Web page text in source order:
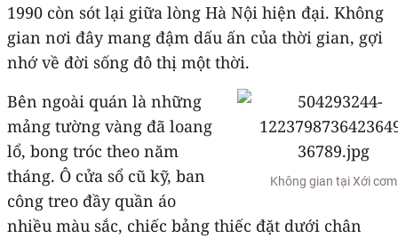
1990 còn sót lại giữa lòng Hà Nội hiện đại. Không
gian nơi đây mang đậm dấu ấn của thời gian, gợi
nhớ về đời sống đô thị một thời.
Không gian tại Xới cơm
Bên ngoài quán là những
mảng tường vàng đã loang
lổ, bong tróc theo năm
tháng. Ô cửa sổ cũ kỹ, ban
công treo đầy quần áo
nhiều màu sắc, chiếc bảng thiếc đặt dưới chân